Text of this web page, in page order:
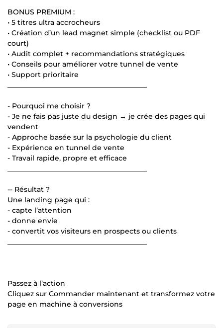
BONUS PREMIUM :
• 5 titres ultra accrocheurs
• Création d’un lead magnet simple (checklist ou PDF
court)
• Audit complet + recommandations stratégiques
• Conseils pour améliorer votre tunnel de vente
• Support prioritaire
- Pourquoi me choisir ?
- Je ne fais pas juste du design → je crée des pages qui
vendent
- Approche basée sur la psychologie du client
- Expérience en tunnel de vente
- Travail rapide, propre et efficace
-- Résultat ?
Une landing page qui :
- capte l’attention
- donne envie
- convertit vos visiteurs en prospects ou clients
Passez à l’action
Cliquez sur Commander maintenant et transformez votre
page en machine à conversions